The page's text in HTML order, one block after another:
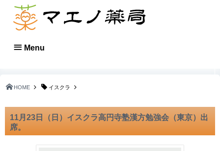
Menu
HOME イスクラ
11月23日（日）イスクラ高円寺塾漢方勉強会（東京）出
席。